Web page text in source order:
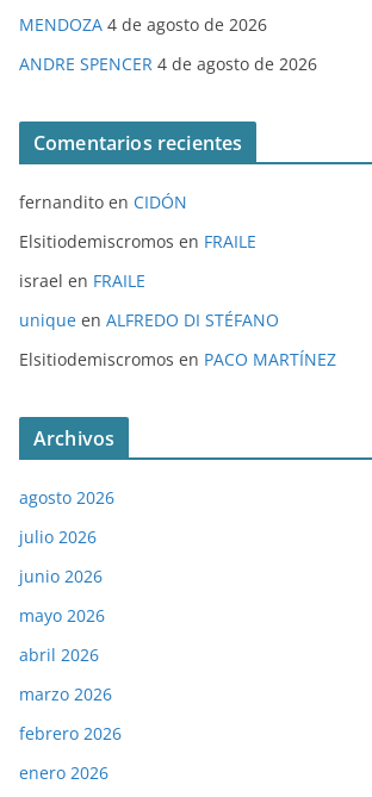
MENDOZA 4 de agosto de 2026
ANDRE SPENCER 4 de agosto de 2026
Comentarios recientes
fernandito en CIDÓN
Elsitiodemiscromos en FRAILE
israel en FRAILE
unique en ALFREDO DI STÉFANO
Elsitiodemiscromos en PACO MARTÍNEZ
Archivos
agosto 2026
julio 2026
junio 2026
mayo 2026
abril 2026
marzo 2026
febrero 2026
enero 2026